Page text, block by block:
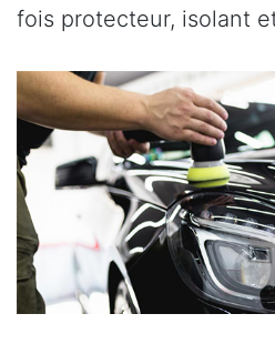
fois protecteur, isolant